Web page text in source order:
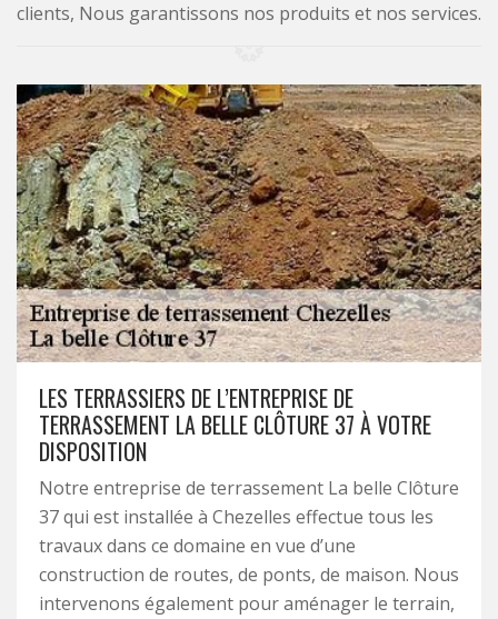
clients, Nous garantissons nos produits et nos services.
LES TERRASSIERS DE L’ENTREPRISE DE
TERRASSEMENT LA BELLE CLÔTURE 37 À VOTRE
DISPOSITION
Notre entreprise de terrassement La belle Clôture
37 qui est installée à Chezelles effectue tous les
travaux dans ce domaine en vue d’une
construction de routes, de ponts, de maison. Nous
intervenons également pour aménager le terrain,